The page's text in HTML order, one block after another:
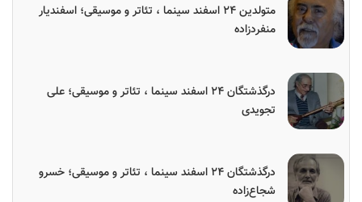
متولدین ۲۴ اسفند سینما ، تئاتر و موسیقی؛ اسفندیار
منفردزاده
درگذشتگان ۲۴ اسفند سینما ، تئاتر و موسیقی؛ علی
تجویدی
درگذشتگان ۲۴ اسفند سینما ، تئاتر و موسیقی؛ خسرو
شجاع‌زاده